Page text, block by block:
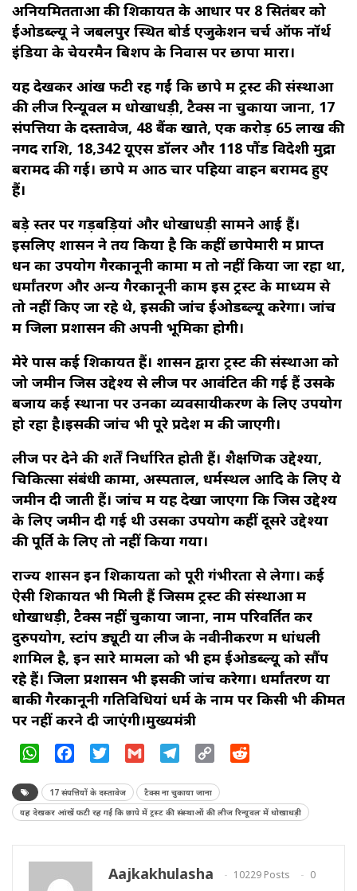
अनियमितताओं की शिकायत के आधार पर 8 सितंबर को
ईओडब्ल्यू ने जबलपुर स्थित बोर्ड एजुकेशन चर्च ऑफ नॉर्थ
इंडिया के चेयरमैन बिशप के निवास पर छापा मारा।
यह देखकर आंखें फटी रह गईं कि छापे में ट्रस्ट की संस्थाओं
की लीज रिन्यूवल में धोखाधड़ी, टैक्स ना चुकाया जाना, 17
संपत्तियों के दस्तावेज, 48 बैंक खाते, एक करोड़ 65 लाख की
नगद राशि, 18,342 यूएस डॉलर और 118 पौंड विदेशी मुद्रा
बरामद की गई। छापे में आठ चार पहिया वाहन बरामद हुए
हैं।
बड़े स्तर पर गड़बड़ियां और धोखाधड़ी सामने आई हैं।
इसलिए शासन ने तय किया है कि कहीं छापेमारी में प्राप्त
धन का उपयोग गैरकानूनी कामों में तो नहीं किया जा रहा था,
धर्मांतरण और अन्य गैरकानूनी काम इस ट्रस्ट के माध्यम से
तो नहीं किए जा रहे थे, इसकी जांच ईओडब्ल्यू करेगा। जांच
में जिला प्रशासन की अपनी भूमिका होगी।
मेरे पास कई शिकायतें हैं। शासन द्वारा ट्रस्ट की संस्थाओं को
जो जमीनें जिस उद्देश्य से लीज पर आवंटित की गई हैं उसके
बजाय कई स्थानों पर उनका व्यवसायीकरण के लिए उपयोग
हो रहा है।इसकी जांच भी पूरे प्रदेश में की जाएगी।
लीज पर देने की शर्तें निर्धारित होती हैं। शैक्षणिक उद्देश्यों,
चिकित्सा संबंधी कामों, अस्पताल, धर्मस्थल आदि के लिए ये
जमीनें दी जाती हैं। जांच में यह देखा जाएगा कि जिस उद्देश्य
के लिए जमीन दी गई थी उसका उपयोग कहीं दूसरे उद्देश्यों
की पूर्ति के लिए तो नहीं किया गया।
राज्य शासन इन शिकायतों को पूरी गंभीरता से लेगा। कई
ऐसी शिकायतें भी मिली हैं जिसमें ट्रस्ट की संस्थाओं में
धोखाधड़ी, टैक्स नहीं चुकाया जाना, नाम परिवर्तित कर
दुरुपयोग, स्टांप ड्यूटी या लीज के नवीनीकरण में धांधली
शामिल है, इन सारे मामलों को भी हम ईओडब्ल्यू को सौंप
रहे हैं। जिला प्रशासन भी इसकी जांच करेगा। धर्मांतरण या
बाकी गैरकानूनी गतिविधियां धर्म के नाम पर किसी भी कीमत
पर नहीं करने दी जाएंगी।मुख्यमंत्री
WhatsAppFacebookTwitter Gmail Telegram
Copy
17 संपत्तियों के दस्तावेज
टैक्स ना चुकाया जाना
यह देखकर आंखें फटी रह गईं कि छापे में ट्रस्ट की संस्थाओं की लीज रिन्यूवल में धोखाधड़ी
Aajkakhulasha 10229 Posts 0